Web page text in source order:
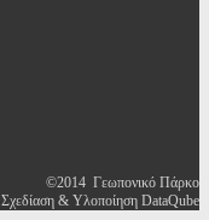
©2014 Γεωπονικό Πάρκο
Σχεδίαση & Υλοποίηση DataQube